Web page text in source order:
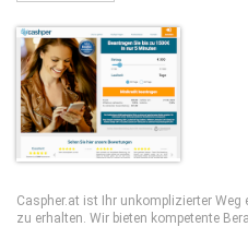
Caspher.at ist Ihr unkomplizierter
zu erhalten. Wir bieten kompetente